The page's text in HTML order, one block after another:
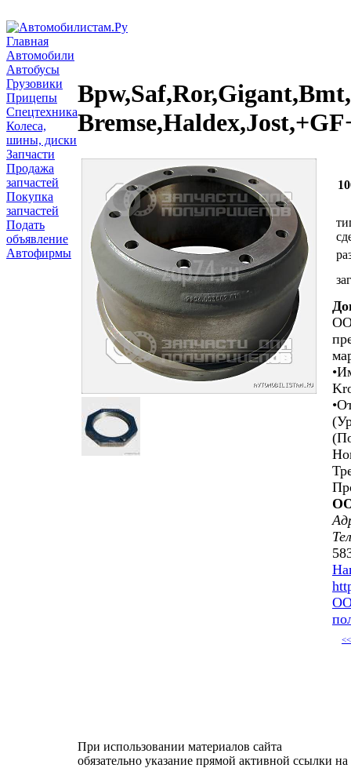
Главная
Автомобили
Автобусы
Грузовики
Прицепы
Спецтехника
Колеса,
шины, диски
Запчасти
Продажа
запчастей
Покупка
запчастей
Подать
объявление
Автофирмы
При использовании материалов сайта
обязательно указание прямой активной ссылки на